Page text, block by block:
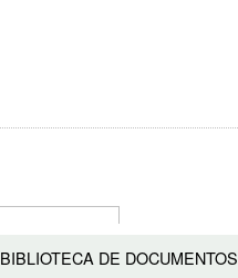
BIBLIOTECA DE DOCUMENTOS